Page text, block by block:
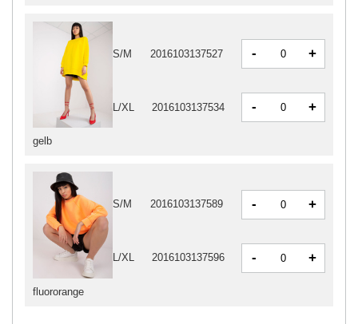
gelb
S/M 2016103137527 - +
L/XL 2016103137534 - +
fluororange
S/M 2016103137589 - +
L/XL 2016103137596 - +